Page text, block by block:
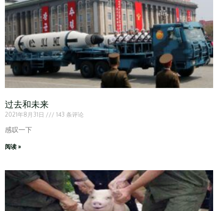
过去和未来
2021年8月31日 143 条评论
感叹一下
阅读 »